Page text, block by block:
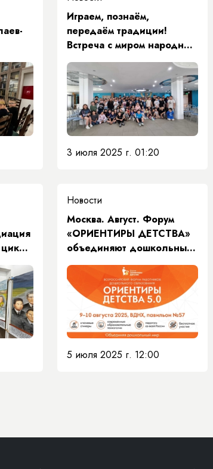
Играем, познаём,
передаём традиции!
Встреча с миром народных
игр в ЦООД „Сосновый
бор“
3 июля 2025 г. 01:20
Новости
Москва. Август. Форум
«ОРИЕНТИРЫ ДЕТСТВА»
объединяют дошкольный
мир
5 июля 2025 г. 12:00